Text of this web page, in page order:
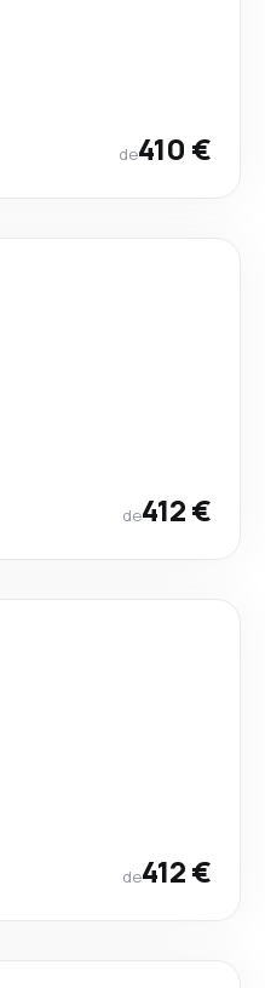
de410 €
de412 €
de412 €